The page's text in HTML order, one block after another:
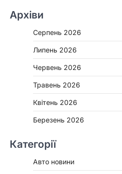
Архіви
Серпень 2026
Липень 2026
Червень 2026
Травень 2026
Квітень 2026
Березень 2026
Категорії
Авто новини